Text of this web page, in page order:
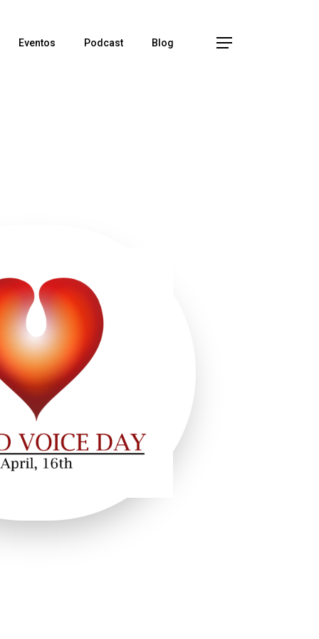
Eventos Podcast Blog Menu